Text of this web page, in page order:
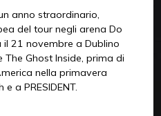
anno straordinario,
del tour negli arena Do
il 21 novembre a Dublino
Ghost Inside, prima di
nella primavera
a PRESIDENT.